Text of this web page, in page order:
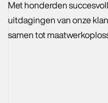
Met honderden
uitdagingen van onze
samen tot